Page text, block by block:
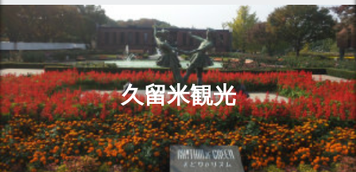
久留米観光